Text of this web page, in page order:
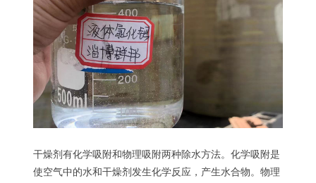
干燥剂有化学吸附和物理吸附两种除水方法。化学吸附是
使空气中的水和干燥剂发生化学反应，产生水合物。物理